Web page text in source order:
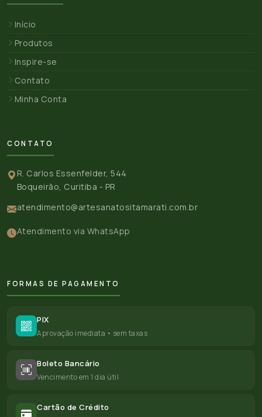
Início
Produtos
Inspire-se
Contato
Minha Conta
CONTATO
R. Carlos Essenfelder, 544
Boqueirão, Curitiba - PR
atendimento@artesanatositamarati.com.br
Atendimento via WhatsApp
FORMAS DE PAGAMENTO
PIX
Aprovação imediata • sem taxas
Boleto Bancário
Vencimento em 1 dia útil
Cartão de Crédito